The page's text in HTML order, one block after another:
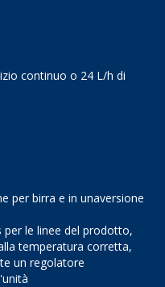
continuo o 24 L/h di
per birra e in unaversione
le linee del prodotto,
temperatura corretta,
un regolatore